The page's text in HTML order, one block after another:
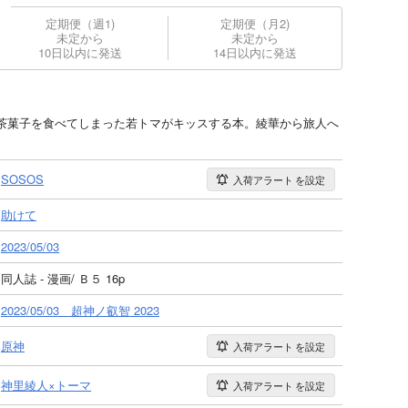
定期便（週1)
未定から
10日以内に発送
定期便（月2)
未定から
14日以内に発送
菓子を食べてしまった若トマがキッスする本。綾華から旅人へ
SOSOS 入荷アラート を設定
助けて
2023/05/03
同人誌 - 漫画/ Ｂ５ 16p
2023/05/03 超神ノ叡智 2023
原神 入荷アラート を設定
神里綾人×トーマ 入荷アラート を設定